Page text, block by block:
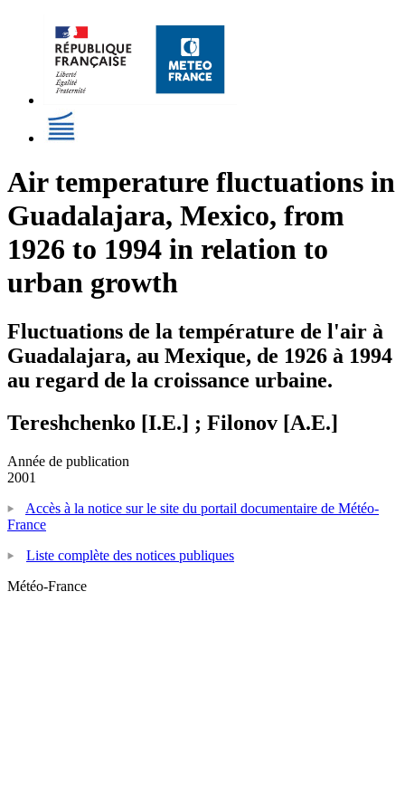
Air temperature fluctuations in
Guadalajara, Mexico, from
1926 to 1994 in relation to
urban growth
Fluctuations de la température de l'air à
Guadalajara, au Mexique, de 1926 à 1994
au regard de la croissance urbaine.
Tereshchenko [I.E.] ; Filonov [A.E.]
Année de publication
2001
Accès à la notice sur le site du portail documentaire de Météo-
France
Liste complète des notices publiques
Météo-France